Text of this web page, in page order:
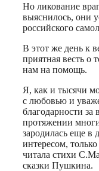
Но ликование
выяснилось, они
российского
В этот же день к
приятная весть о
нам на помощь.
Я, как и тысячи
с любовью и
благодарности за
протяжении
зародилась еще в
интересом,
читала стихи
сказки Пушкина.